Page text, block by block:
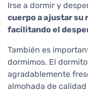
Irse a dormir y
cuerpo a ajustar
facilitando el
También es
dormimos. El
agradablemente
almohada de